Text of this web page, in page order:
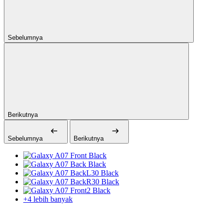
Sebelumnya
Berikutnya
Sebelumnya Berikutnya
+4 lebih banyak